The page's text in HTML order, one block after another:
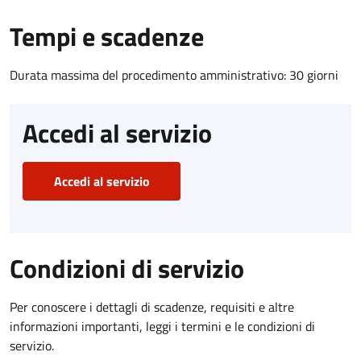
Tempi e scadenze
Durata massima del procedimento amministrativo: 30 giorni
Accedi al servizio
Accedi al servizio
Condizioni di servizio
Per conoscere i dettagli di scadenze, requisiti e altre
informazioni importanti, leggi i termini e le condizioni di
servizio.